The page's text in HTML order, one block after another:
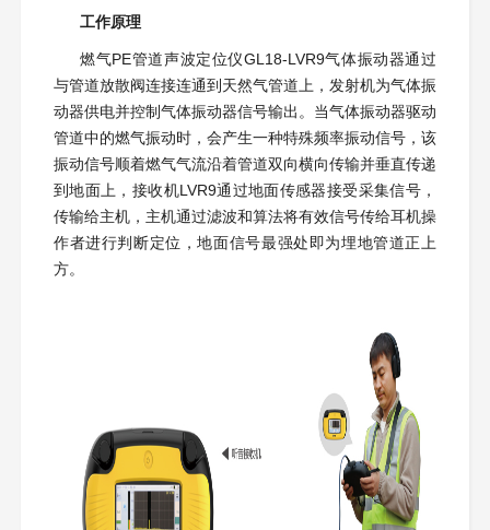
工作原理
燃气PE管道声波定位仪GL18-LVR9气体振动器通过
与管道放散阀连接连通到天然气管道上，发射机为气体振
动器供电并控制气体振动器信号输出。当气体振动器驱动
管道中的燃气振动时，会产生一种特殊频率振动信号，该
振动信号顺着燃气气流沿着管道双向横向传输并垂直传递
到地面上，接收机LVR9通过地面传感器接受采集信号，
传输给主机，主机通过滤波和算法将有效信号传给耳机操
作者进行判断定位，地面信号最强处即为埋地管道正上
方。